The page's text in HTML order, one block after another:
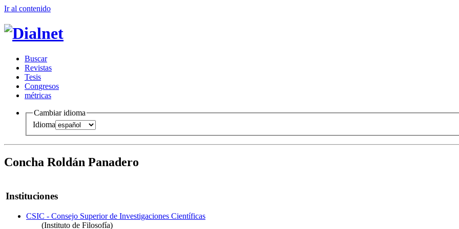
Ir al contenido
Buscar
Revistas
Tesis
Congresos
métricas
Cambiar idioma
Idioma
Concha Roldán Panadero
Instituciones
CSIC - Consejo Superior de Investigaciones Científicas
(Instituto de Filosofía)